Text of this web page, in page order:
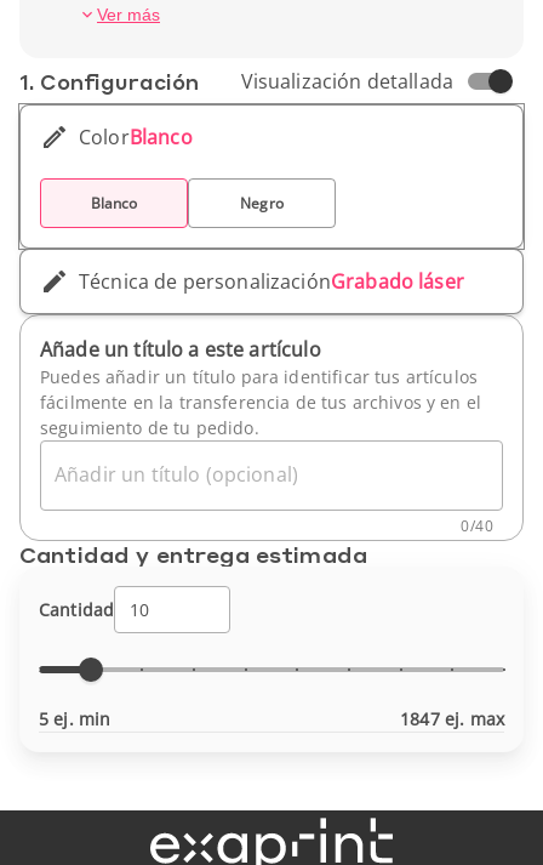
Altura (cm): 21,2 cm
Ver más
1. Conf­iguración Visualización detallada
ColorBlanco
Blanco Negro
Técnica de personalizaciónGrabado láser
Añade un título a este artículo
Puedes añadir un título para identificar tus artículos
fácilmente en la transferencia de tus archivos y en el
seguimiento de tu pedido.
Añadir un título (opcional)
0/40
Cantidad y entrega estimada
Cantidad
5 ej. min 1847 ej. max